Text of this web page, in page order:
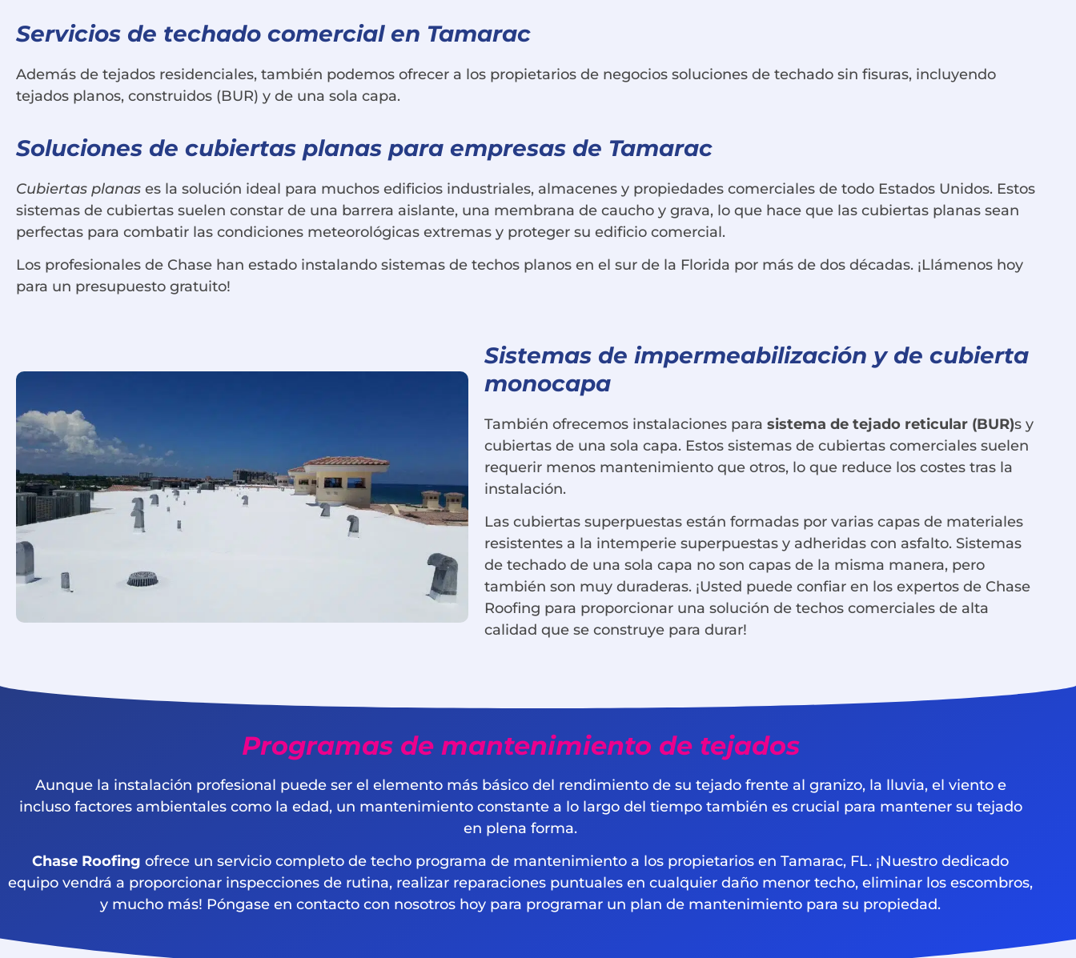
Servicios de techado comercial en Tamarac
Además de tejados residenciales, también podemos ofrecer a los propietarios de negocios soluciones de techado sin fisuras, incluyendo
tejados planos, construidos (BUR) y de una sola capa.
Soluciones de cubiertas planas para empresas de Tamarac
Cubiertas planas es la solución ideal para muchos edificios industriales, almacenes y propiedades comerciales de todo Estados Unidos. Estos
sistemas de cubiertas suelen constar de una barrera aislante, una membrana de caucho y grava, lo que hace que las cubiertas planas sean
perfectas para combatir las condiciones meteorológicas extremas y proteger su edificio comercial.
Los profesionales de Chase han estado instalando sistemas de techos planos en el sur de la Florida por más de dos décadas. ¡Llámenos hoy
para un presupuesto gratuito!
Sistemas de impermeabilización y de cubierta
monocapa
También ofrecemos instalaciones para sistema de tejado reticular (BUR)s y
cubiertas de una sola capa. Estos sistemas de cubiertas comerciales suelen
requerir menos mantenimiento que otros, lo que reduce los costes tras la
instalación.
Las cubiertas superpuestas están formadas por varias capas de materiales
resistentes a la intemperie superpuestas y adheridas con asfalto. Sistemas
de techado de una sola capa no son capas de la misma manera, pero
también son muy duraderas. ¡Usted puede confiar en los expertos de Chase
Roofing para proporcionar una solución de techos comerciales de alta
calidad que se construye para durar!
Programas de mantenimiento de tejados
Aunque la instalación profesional puede ser el elemento más básico del rendimiento de su tejado frente al granizo, la lluvia, el viento e
incluso factores ambientales como la edad, un mantenimiento constante a lo largo del tiempo también es crucial para mantener su tejado
en plena forma.
Chase Roofing ofrece un servicio completo de techo programa de mantenimiento a los propietarios en Tamarac, FL. ¡Nuestro dedicado
equipo vendrá a proporcionar inspecciones de rutina, realizar reparaciones puntuales en cualquier daño menor techo, eliminar los escombros,
y mucho más! Póngase en contacto con nosotros hoy para programar un plan de mantenimiento para su propiedad.